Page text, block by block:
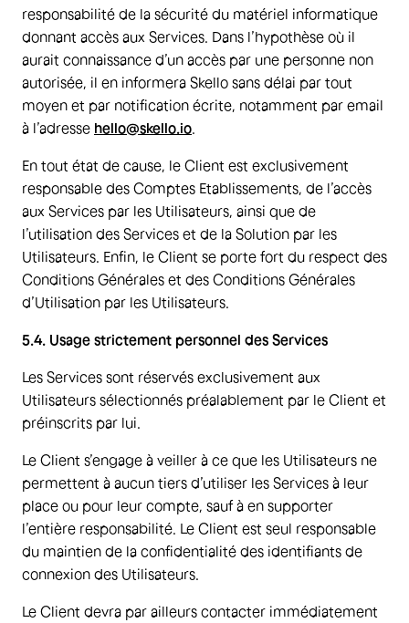
responsabilité de la sécurité du matériel informatique
donnant accès aux Services. Dans l’hypothèse où il
aurait connaissance d’un accès par une personne non
autorisée, il en informera Skello sans délai par tout
moyen et par notification écrite, notamment par email
à l’adresse hello@skello.io
En tout état de cause, le Client est exclusivement
responsable des Comptes Etablissements, de l’accès
aux Services par les Utilisateurs, ainsi que de
l’utilisation des Services et de la Solution par les
Utilisateurs. Enfin, le Client se porte fort du respect des
Conditions Générales et des Conditions Générales
d’Utilisation par les Utilisateurs.
5.4. Usage strictement personnel des Services
Les Services sont réservés exclusivement aux
Utilisateurs sélectionnés préalablement par le Client et
préinscrits par lui.
Le Client s’engage à veiller à ce que les Utilisateurs ne
permettent à aucun tiers d’utiliser les Services à leur
place ou pour leur compte, sauf à en supporter
l’entière responsabilité. Le Client est seul responsable
du maintien de la confidentialité des identifiants de
connexion des Utilisateurs.
Le Client devra par ailleurs contacter immédiatement